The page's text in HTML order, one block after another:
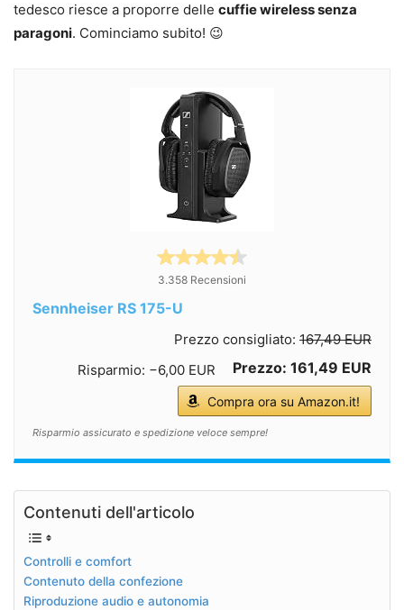
tedesco riesce a proporre delle cuffie wireless senza
paragoni. Cominciamo subito! 😉
3.358 Recensioni
Sennheiser RS 175-U
Prezzo consigliato: 167,49 EUR
Risparmio: −6,00 EUR
Prezzo: 161,49 EUR
Compra ora su Amazon.it!
Risparmio assicurato e spedizione veloce sempre!
Contenuti dell'articolo
Controlli e comfort
Contenuto della confezione
Riproduzione audio e autonomia